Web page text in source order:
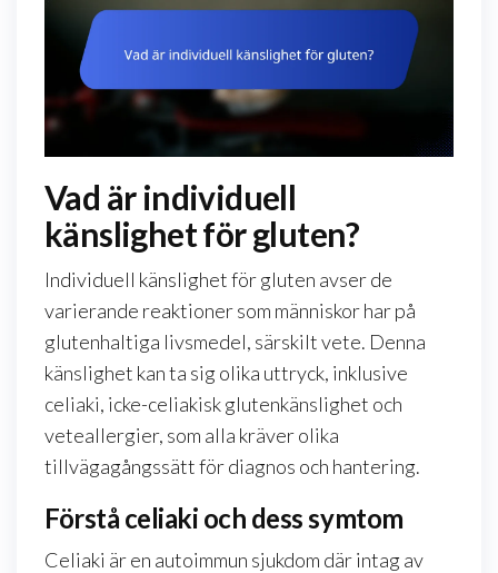
Vad är individuell
känslighet för gluten?
Individuell känslighet för gluten avser de
varierande reaktioner som människor har på
glutenhaltiga livsmedel, särskilt vete. Denna
känslighet kan ta sig olika uttryck, inklusive
celiaki, icke-celiakisk glutenkänslighet och
veteallergier, som alla kräver olika
tillvägagångssätt för diagnos och hantering.
Förstå celiaki och dess symtom
Celiaki är en autoimmun sjukdom där intag av